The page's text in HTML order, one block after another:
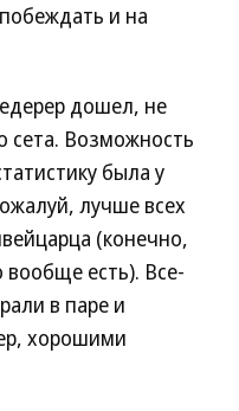
и на
дошел, не
сета. Возможность
была у
лучше всех
(конечно,
вообще есть). Все-
в паре и
хорошими